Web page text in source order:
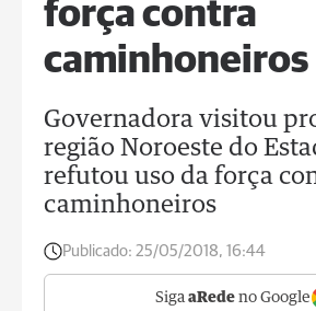
força contra
caminhoneiros
Governadora visitou
região Noroeste do
refutou uso da força
caminhoneiros
Publicado: 25/05/2018, 16:44
Siga aRede no Google